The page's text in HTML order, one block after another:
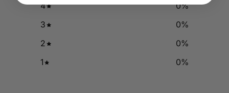
4
0%
3
0%
2
0%
1
0%